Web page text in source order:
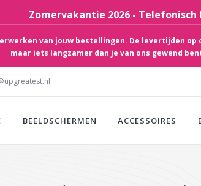
Zomervakantie 2026 -
van jouw bestellingen. De levertijden
maar iets langzamer dan je van ons gewend
BEELDSCHERMEN ACCESSOIRES